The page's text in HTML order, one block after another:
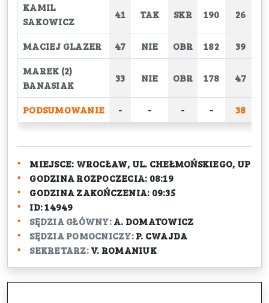
KAMIL
SAKOWICZ
41 TAK SKR 190 26
MACIEJ GLAZER 47 NIE OBR 182
39
MAREK (2)
BANASIAK
33 NIE OBR 178 47
PODSUMOWANIE - - - - 38
MIEJSCE: WROCŁAW, UL. CHEŁMOŃSKIEGO, UP
GODZINA ROZPOCZECIA: 08:19
GODZINA ZAKOŃCZENIA: 09:35
ID:14949
SĘDZIA GŁÓWNY: A. DOMATOWICZ
SĘDZIA POMOCNICZY: P. CWAJDA
SEKRETARZ: V. ROMANIUK